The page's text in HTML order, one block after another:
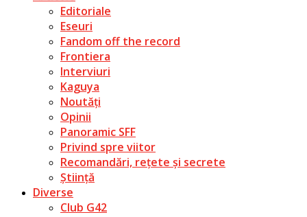
Editoriale
Eseuri
Fandom off the record
Frontiera
Interviuri
Kaguya
Noutăți
Opinii
Panoramic SFF
Privind spre viitor
Recomandări, rețete și secrete
Știință
Diverse
Club G42